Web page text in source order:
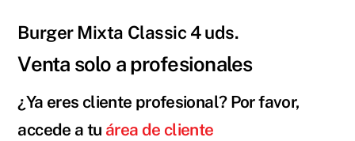
Burger Mixta Classic 4 uds.
Venta solo a profesionales
¿Ya eres cliente profesional? Por favor,
accede a tu área de cliente